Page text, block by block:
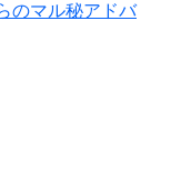
のマル秘アドバ